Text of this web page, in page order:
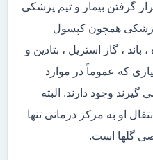
گرفتن بیمار و تیم پزشکی
همچون کپسول
، گاز استریل ، بتادین و
که عموماً در موارد
گیرند وجود دارند. البته
او به مرکز درمانی تنها
گلها است.